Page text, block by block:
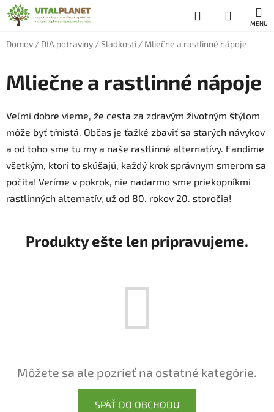
Prejsť
na
obsah
Hľadať
KOŠÍK
Domov / DIA potraviny /Sladkosti / Mliečne a rastlinné nápoje
Mliečne a rastlinné nápoje
Veľmi dobre vieme, že cesta za zdravým životným štýlom
môže byť tŕnistá. Občas je ťažké zbaviť sa starých návykov
a od toho sme tu my a naše rastlinné alternatívy. Fandíme
všetkým, ktorí to skúšajú, každý krok správnym smerom sa
počíta! Veríme v pokrok, nie nadarmo sme priekopníkmi
rastlinných alternatív, už od 80. rokov 20. storočia!
Produkty ešte len pripravujeme.
Môžete sa ale pozrieť na ostatné kategórie.
SPÄŤ DO OBCHODU